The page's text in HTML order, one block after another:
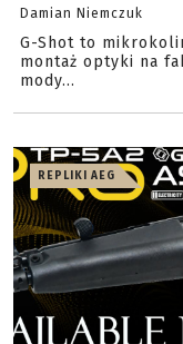
Damian Niemczuk
G-Shot to
montaż optyki na
mody...
REPLIKI AEG